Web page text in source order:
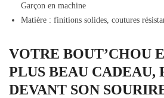
Garçon en machine
Matière : finitions solides, coutures
VOTRE BOUT’CHOU
PLUS BEAU CADEAU,
DEVANT SON